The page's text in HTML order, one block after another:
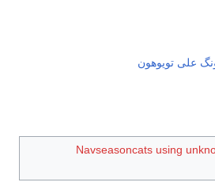
على تويوهون
Navseasoncats using